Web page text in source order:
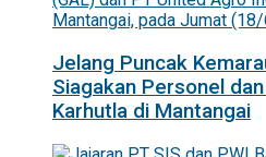
Jelang Puncak
Siagakan Personel
Karhutla di Mantangai